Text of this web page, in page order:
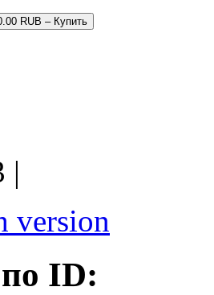
RUB – Купить
|
version
ID: